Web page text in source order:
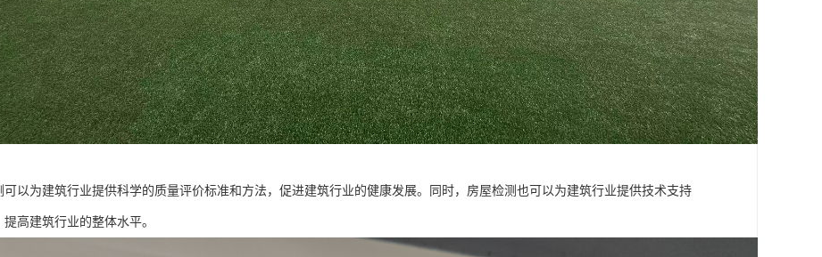
可以为建筑行业提供科学的质量评价标准和方法，促进建筑行业的健康发展。同时，房屋检测也可以为建筑行业提供技术支持
高建筑行业的整体水平。